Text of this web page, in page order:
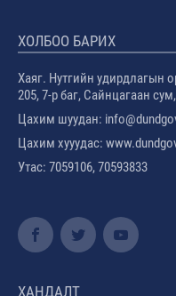
ХОЛБОО БАРИХ
Хаяг. Нутгийн удирдлагын
205, 7-р баг, Сайнцагаан
Цахим шуудан:
Цахим хууудас:
Утас: 7059106, 70593833
ХАНДАЛТ